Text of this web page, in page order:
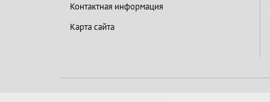
Контактная информация
Карта сайта